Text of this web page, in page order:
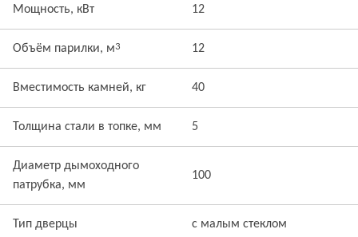
Мощность, кВт 12
Объём парилки, м3 12
Вместимость камней, кг 40
Толщина стали в топке, мм 5
Диаметр дымоходного
патрубка, мм
100
Тип дверцы с малым стеклом